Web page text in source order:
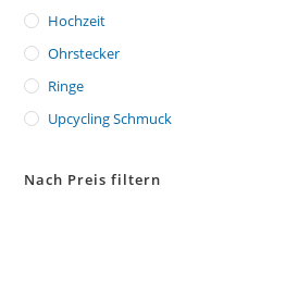
Hochzeit
Ohrstecker
Ringe
Upcycling Schmuck
Nach Preis filtern